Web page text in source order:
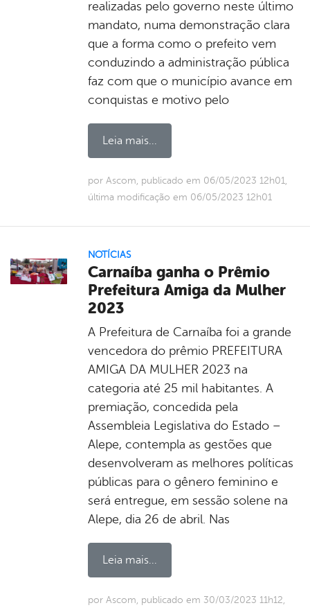
realizadas pelo governo neste último
mandato, numa demonstração clara
que a forma como o prefeito vem
conduzindo a administração pública
faz com que o município avance em
conquistas e motivo pelo
Leia mais...
por Ascom, publicado em 06/05/2023 12h01,
última modificação em 06/05/2023 12h01
NOTÍCIAS
Carnaíba ganha o Prêmio
Prefeitura Amiga da Mulher
2023
A Prefeitura de Carnaíba foi a grande
vencedora do prêmio PREFEITURA
AMIGA DA MULHER 2023 na
categoria até 25 mil habitantes. A
premiação, concedida pela
Assembleia Legislativa do Estado –
Alepe, contempla as gestões que
desenvolveram as melhores políticas
públicas para o gênero feminino e
será entregue, em sessão solene na
Alepe, dia 26 de abril. Nas
Leia mais...
por Ascom, publicado em 30/03/2023 11h12,